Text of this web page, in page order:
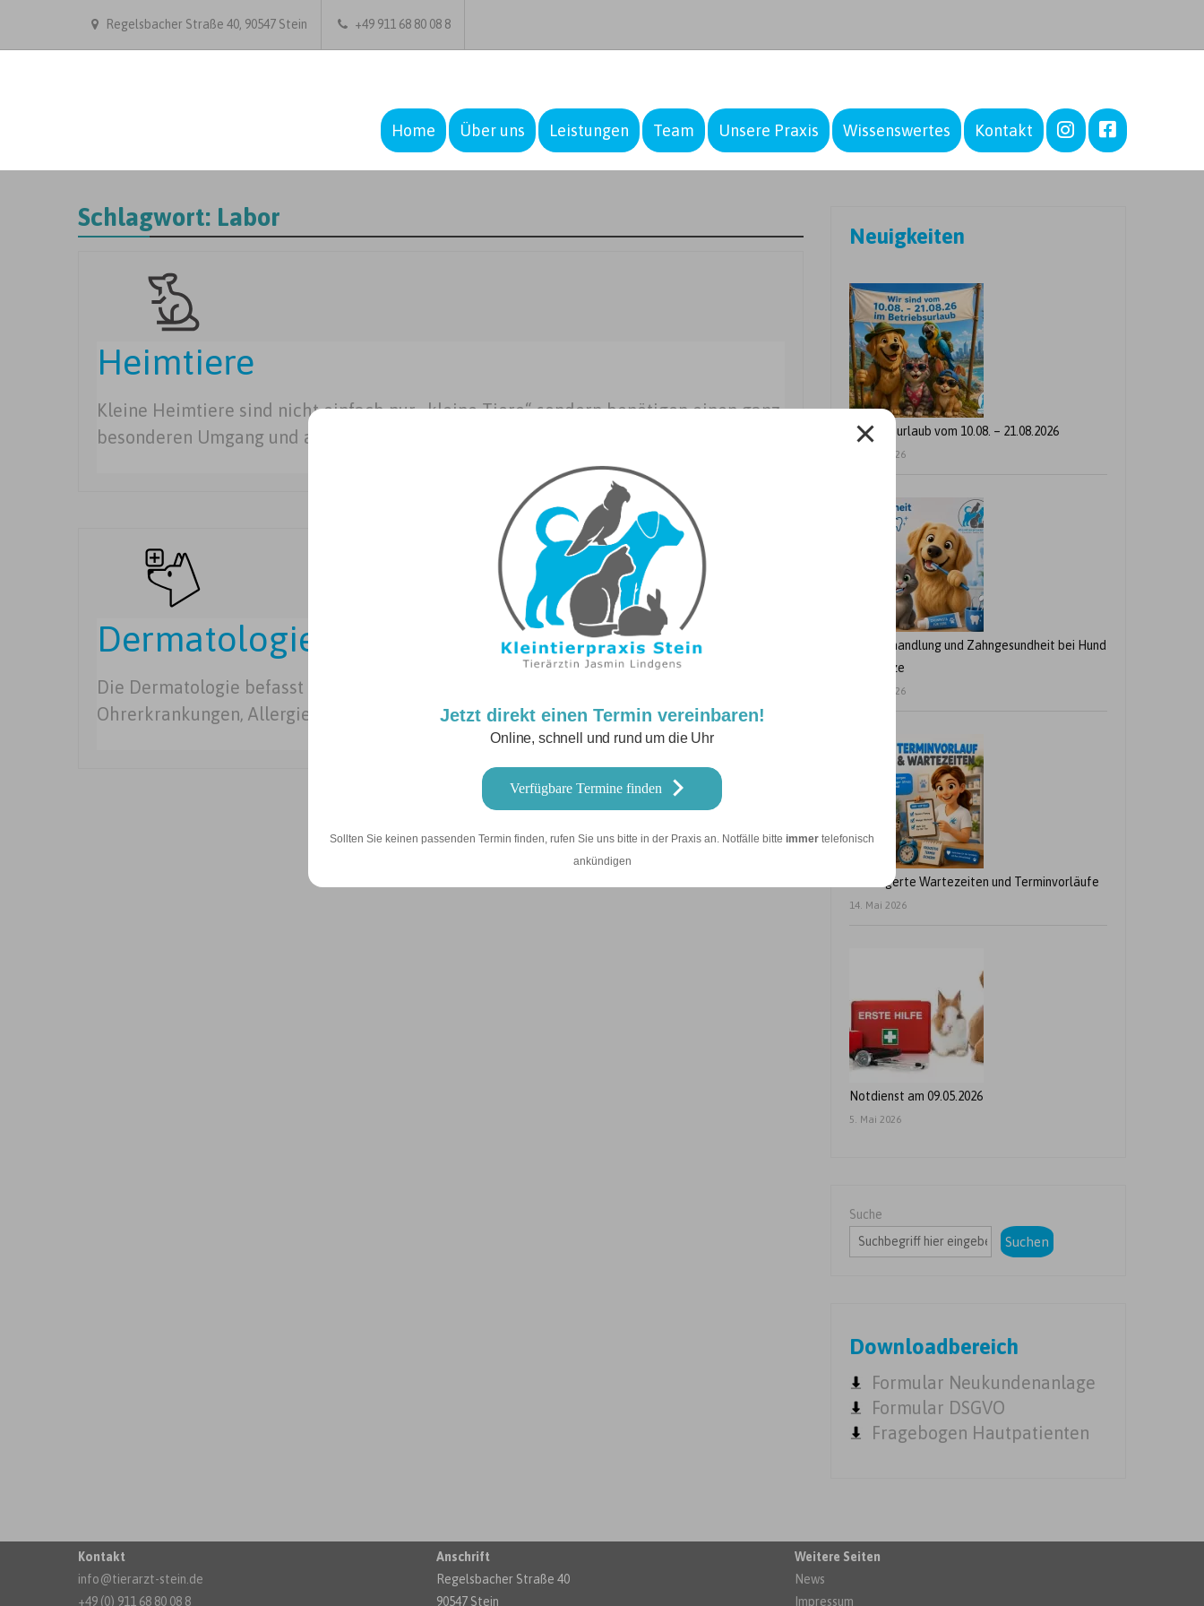
Jetzt direkt einen Termin vereinbaren!
Online, schnell und rund um die Uhr
Verfügbare Termine finden
Sollten Sie keinen passenden Termin finden, rufen Sie uns bitte in der Praxis an. Notfälle bitte immer telefonisch
ankündigen
Regelsbacher Straße 40, 90547 Stein +49 911 68 80 08 8
Home Über uns Leistungen Team Unsere Praxis Wissenswertes Kontakt
Schlagwort: Labor
Heimtiere
Kleine Heimtiere sind nicht einfach nur „kleine Tiere“ sondern benötigen einen ganz
besonderen Umgang und auf ihre speziellen Bedürfnisse angepasste Behandlungen.
Dermatologie
Die Dermatologie befasst sich mit Hauterkrankungen bei Tieren, aber auch mit
Ohrerkrankungen, Allergien und Parasitenprophylaxe
Neuigkeiten
Betriebsurlaub vom 10.08. – 21.08.2026
24. Juli 2026
Zahnbehandlung und Zahngesundheit bei Hund
und Katze
21. Juli 2026
Verlängerte Wartezeiten und Terminvorläufe
14. Mai 2026
Notdienst am 09.05.2026
5. Mai 2026
Suche
Suchen
Downloadbereich
Formular Neukundenanlage
Formular DSGVO
Fragebogen Hautpatienten
Kontakt
info@tierarzt-stein.de
+49 (0) 911 68 80 08 8
Anschrift
Regelsbacher Straße 40
90547 Stein
Weitere Seiten
News
Impressum